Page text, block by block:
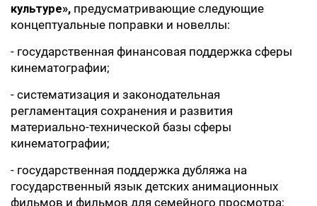
культуре», предусматривающие следующие
концептуальные поправки и новеллы:
- государственная финансовая поддержка сферы
кинематографии;
- систематизация и законодательная
регламентация сохранения и развития
материально-технической базы сферы
кинематографии;
- государственная поддержка дубляжа на
государственный язык детских анимационных
фильмов и фильмов для семейного просмотра;